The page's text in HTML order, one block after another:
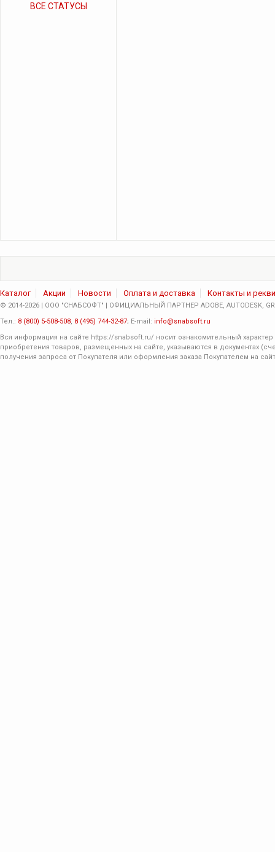
ВСЕ СТАТУСЫ
Каталог Акции Новости Оплата и доставка Контакты и
© 2014-2026 | ООО "СНАБСОФТ" | ОФИЦИАЛЬНЫЙ ПАРТНЕР ADOBE, AUTODESK,
Тел.: 8 (800) 5-508-508, 8 (495) 744-32-87; E-mail: info@snabsoft.ru
Вся информация на сайте https://snabsoft.ru/ носит ознакомительный
приобретения товаров, размещенных на сайте, указываются в документах
получения запроса от Покупателя или оформления заказа Покупателем на